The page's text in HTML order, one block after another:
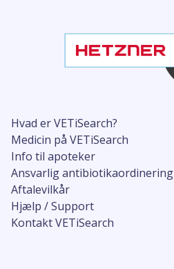
Hvad er VETiSearch?
Medicin på VETiSearch
Info til apoteker
Ansvarlig antibiotikaordinering
Aftalevilkår
Hjælp / Support
Kontakt VETiSearch